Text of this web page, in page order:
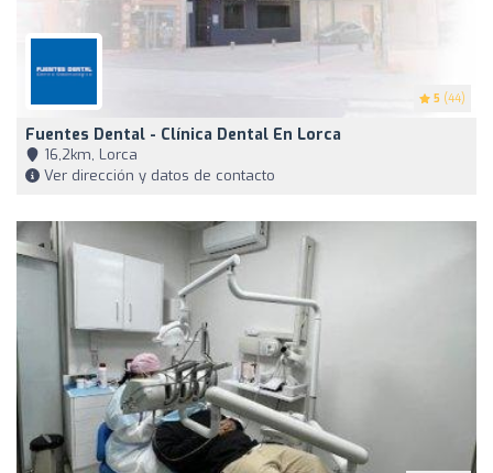
5 (44)
Fuentes Dental - Clínica Dental En Lorca
16,2km, Lorca
Ver dirección y datos de contacto